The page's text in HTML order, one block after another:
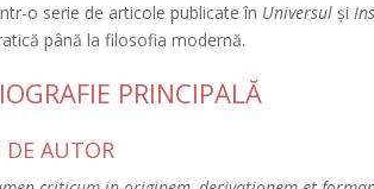
o serie de articole publicate în Universul şi
până la filosofia modernă.
PRINCIPALĂ
DE AUTOR